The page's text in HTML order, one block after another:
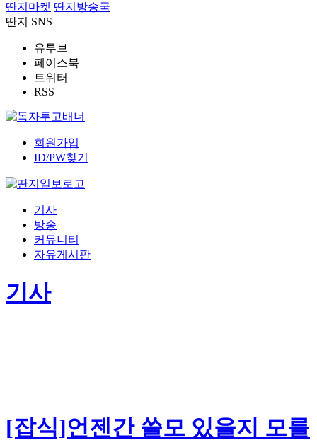
딴지마켓 딴지방송국
딴지 SNS
유투브
페이스북
트위터
RSS
회원가입
ID/PW찾기
기사
방송
커뮤니티
자유게시판
기사
[잡식]언젠간 쓸모 있을지 모를